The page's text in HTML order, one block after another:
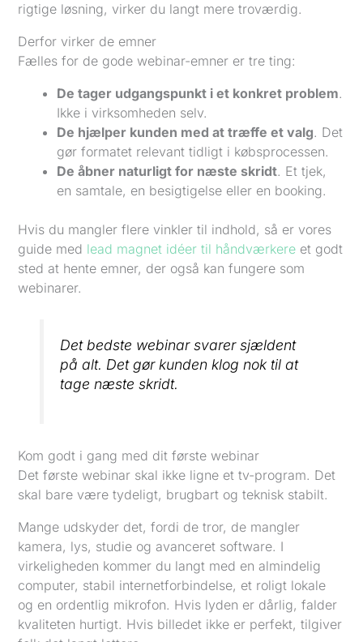
rigtige løsning, virker du langt mere troværdig.
Derfor virker de emner
Fælles for de gode webinar-emner er tre ting:
De tager udgangspunkt i et konkret problem.
Ikke i virksomheden selv.
De hjælper kunden med at træffe et valg. Det
gør formatet relevant tidligt i købsprocessen.
De åbner naturligt for næste skridt. Et tjek,
en samtale, en besigtigelse eller en booking.
Hvis du mangler flere vinkler til indhold, så er vores
guide med lead magnet idéer til håndværkere et godt
sted at hente emner, der også kan fungere som
webinarer.
Det bedste webinar svarer sjældent
på alt. Det gør kunden klog nok til at
tage næste skridt.
Kom godt i gang med dit første webinar
Det første webinar skal ikke ligne et tv-program. Det
skal bare være tydeligt, brugbart og teknisk stabilt.
Mange udskyder det, fordi de tror, de mangler
kamera, lys, studie og avanceret software. I
virkeligheden kommer du langt med en almindelig
computer, stabil internetforbindelse, et roligt lokale
og en ordentlig mikrofon. Hvis lyden er dårlig, falder
kvaliteten hurtigt. Hvis billedet ikke er perfekt, tilgiver